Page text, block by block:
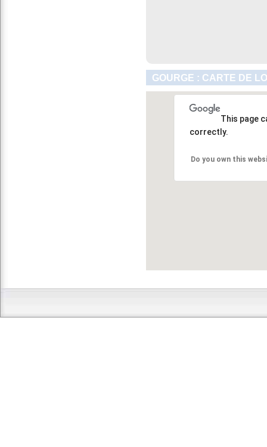
GOURGE : CARTE DE
This page
correctly.
Do you own this